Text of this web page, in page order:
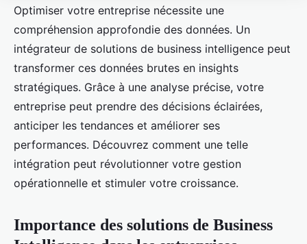
Optimiser votre entreprise nécessite une
compréhension approfondie des données. Un
intégrateur de solutions de business intelligence peut
transformer ces données brutes en insights
stratégiques. Grâce à une analyse précise, votre
entreprise peut prendre des décisions éclairées,
anticiper les tendances et améliorer ses
performances. Découvrez comment une telle
intégration peut révolutionner votre gestion
opérationnelle et stimuler votre croissance.
Importance des solutions de Business